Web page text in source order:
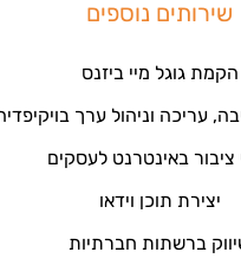
שירותים נוספים
הקמת גוגל מיי ביזנס
עריכה וניהול ערך
ציבור באינטרנט לעסקים
יצירת תוכן וידאו
ברשתות חברתיות